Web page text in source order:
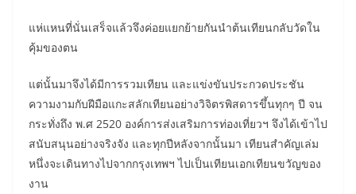
แห่แหนที่นั่นเสร็จแล้วจึงค่อยแยกย้ายกันนำต้นเทียนกลับวัดใน
คุ้มของตน
แต่นั้นมาจึงได้มีการรวมเทียน และแข่งขันประกวดประชัน
ความงามกับฝีมือแกะสลักเทียนอย่างวิจิตรพิสดารขึ้นทุกๆ ปี จน
กระทั่งถึง พ.ศ 2520 องค์การส่งเสริมการท่องเที่ยวฯ จึงได้เข้าไป
สนับสนุนอย่างจริงจัง และทุกปีหลังจากนั้นมา เทียนสำคัญเล่ม
หนึ่งจะเดินทางไปจากกรุงเทพฯ ไปเป็นเทียนเอกเทียนขวัญของ
งาน